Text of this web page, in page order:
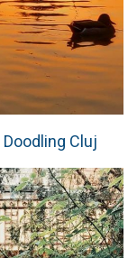
Doodling Cluj